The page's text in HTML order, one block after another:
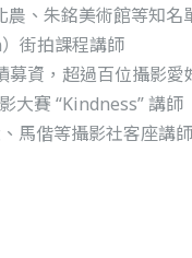
、朱銘美術館等知名
街拍課程講師
募資，超過百位攝影
大賽 “Kindness” 講師
馬偕等攝影社客座講師